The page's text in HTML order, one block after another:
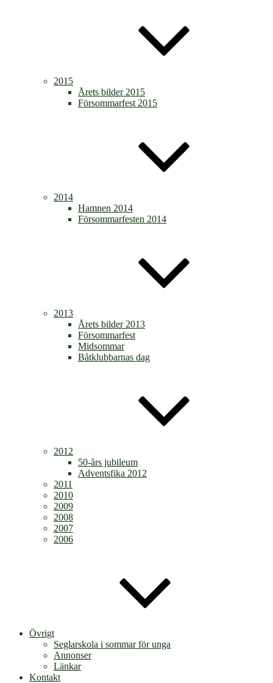
2015
Årets bilder 2015
Försommarfest 2015
2014
Hamnen 2014
Försommarfesten 2014
2013
Årets bilder 2013
Försommarfest
Midsommar
Båtklubbarnas dag
2012
50-års jubileum
Adventsfika 2012
2011
2010
2009
2008
2007
2006
Övrigt
Seglarskola i sommar för unga
Annonser
Länkar
Kontakt